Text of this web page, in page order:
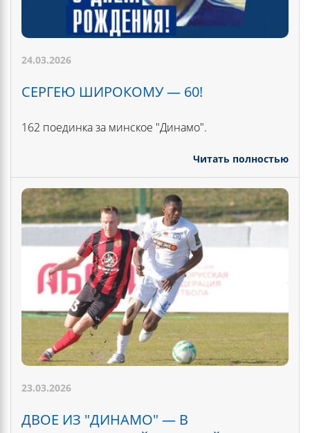
24.03.2026
СЕРГЕЮ ШИРОКОМУ — 60!
162 поединка за минское "Динамо".
Читать полностью
23.03.2026
ДВОЕ ИЗ "ДИНАМО" — В